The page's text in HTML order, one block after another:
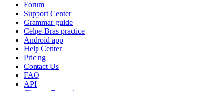
Forum
Support Center
Grammar guide
Celpe-Bras practice
Android app
Help Center
Pricing
Contact Us
FAQ
API